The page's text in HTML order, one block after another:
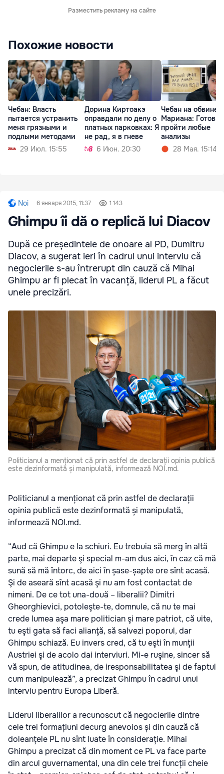
Разместить рекламу на сайте
Похожие новости
Чебан: Власть
пытается устранить
меня грязными и
подлыми методами
29 Июл. 15:55
Дорина Киртоакэ
оправдали по делу о
платных парковках: Я
не рад, я в гневе
6 Июн. 20:30
Чебан на
Мариана: Готов
пройти любые
анализы
28 Мая. 15:14
Noi 6 января 2015, 11:37 1 143
Ghimpu îi dă o replică lui Diacov
După ce președintele de onoare al PD, Dumitru
Diacov, a sugerat ieri în cadrul unui interviu că
negocierile s-au întrerupt din cauză că Mihai
Ghimpu ar fi plecat în vacanță, liderul PL a făcut
unele precizări.
Politicianul a menționat că prin astfel de declarații opinia publică
este dezinformată și manipulată, informează NOI.md.
Politicianul a menționat că prin astfel de declarații
opinia publică este dezinformată și manipulată,
informează NOI.md.
“Aud că Ghimpu e la schiuri. Eu trebuia să merg în altă
parte, mai departe şi special m-am dus aici, în caz că mă
sună să mă întorc, de aici în șase-șapte ore sînt acasă.
Şi de aseară sînt acasă şi nu am fost contactat de
nimeni. De ce tot una-două – liberalii? Dimitri
Gheorghievici, potoleşte-te, domnule, că nu te mai
crede lumea aşa mare politician şi mare patriot, că uite,
tu eşti gata să faci alianţă, să salvezi poporul, dar
Ghimpu schiază. Eu invers cred, că tu eşti în munţii
Austriei şi de acolo dai interviuri. Mi-e ruşine, sincer să
vă spun, de atitudinea, de iresponsabilitatea şi de faptul
cum manipulează”, a precizat Ghimpu în cadrul unui
interviu pentru Europa Liberă.
Liderul liberalilor a recunoscut că negocierile dintre
cele trei formațiuni decurg anevoios și din cauză că
doleanțele PL nu sînt luate în considerație. Mihai
Ghimpu a precizat că din moment ce PL va face parte
din arcul guvernamental, una din cele trei funcții cheie